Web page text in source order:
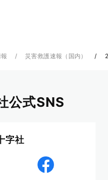
災害救護速報（国内）
公式SNS
字社